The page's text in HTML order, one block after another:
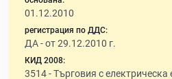
01.12.2010
регистрация по ДДС:
ДА - от 29.12.2010 г.
КИД 2008:
3514 -Търговия с електрическа